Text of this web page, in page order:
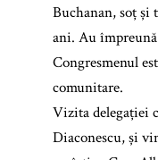
Buchanan, soț și
ani. Au
Congresmenul
comunitare.
Vizita delegației
Diaconescu, și